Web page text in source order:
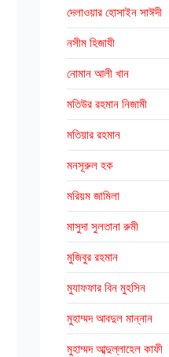
দেলাওয়ার হোসাইন সাঈদী
নসীম হিজাযী
নোমান আলী খান
মতিউর রহমান নিজামী
মতিয়ার রহমান
মনসূরুল হক
মরিয়ম জামিলা
মাসুদা সুলতানা রুমী
মুজিবুর রহমান
মুযাফফার বিন মুহসিন
মুহাম্মদ আবদুল মান্নান
মুহাম্মদ আব্দুল্লাহেল কাফী